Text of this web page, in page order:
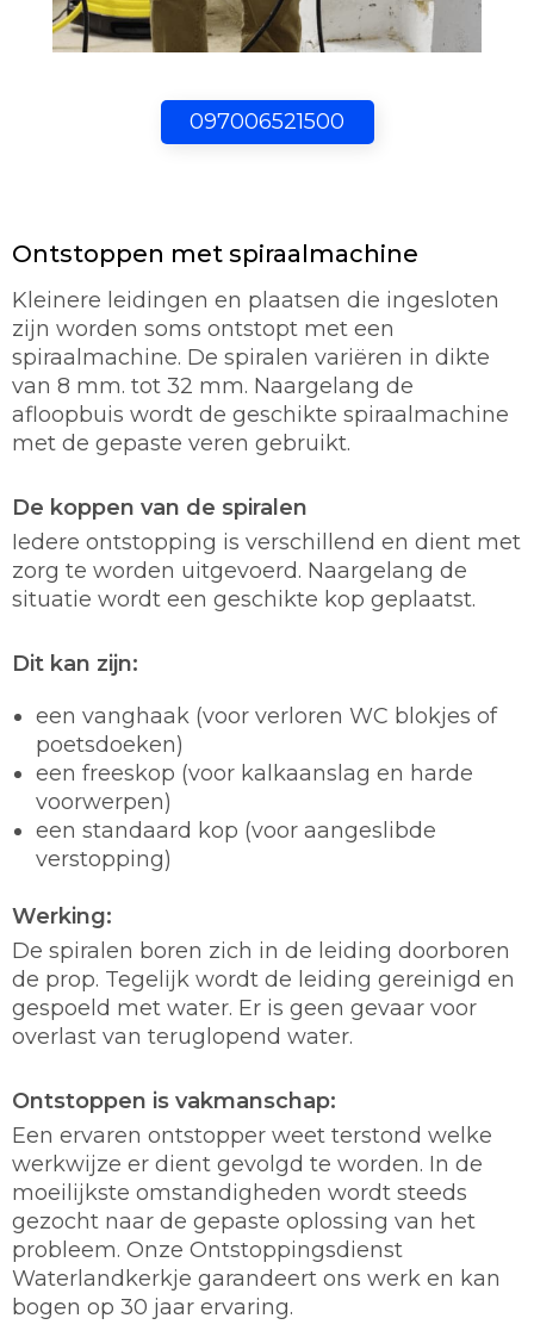
097006521500
Ontstoppen met spiraalmachine
Kleinere leidingen en plaatsen die ingesloten
zijn worden soms ontstopt met een
spiraalmachine. De spiralen variëren in dikte
van 8 mm. tot 32 mm. Naargelang de
afloopbuis wordt de geschikte spiraalmachine
met de gepaste veren gebruikt.
De koppen van de spiralen
Iedere ontstopping is verschillend en dient met
zorg te worden uitgevoerd. Naargelang de
situatie wordt een geschikte kop geplaatst.
Dit kan zijn:
een vanghaak (voor verloren WC blokjes of
poetsdoeken)
een freeskop (voor kalkaanslag en harde
voorwerpen)
een standaard kop (voor aangeslibde
verstopping)
Werking:
De spiralen boren zich in de leiding doorboren
de prop. Tegelijk wordt de leiding gereinigd en
gespoeld met water. Er is geen gevaar voor
overlast van teruglopend water.
Ontstoppen is vakmanschap:
Een ervaren ontstopper weet terstond welke
werkwijze er dient gevolgd te worden. In de
moeilijkste omstandigheden wordt steeds
gezocht naar de gepaste oplossing van het
probleem. Onze Ontstoppingsdienst
Waterlandkerkje garandeert ons werk en kan
bogen op 30 jaar ervaring.